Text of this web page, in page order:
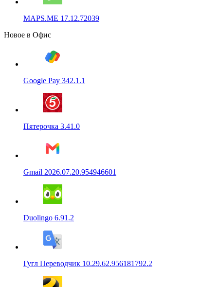
MAPS.ME 17.12.72039
Новое в Офис
Google Pay 342.1.1
Пятерочка 3.41.0
Gmail 2026.07.20.954946601
Duolingo 6.91.2
Гугл Переводчик 10.29.62.956181792.2